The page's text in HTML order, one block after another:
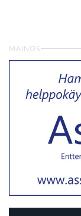
MAINOS